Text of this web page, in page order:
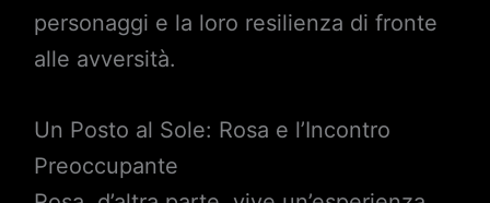
personaggi e la loro resilienza di fronte
alle avversità.
Un Posto al Sole: Rosa e l’Incontro
Preoccupante